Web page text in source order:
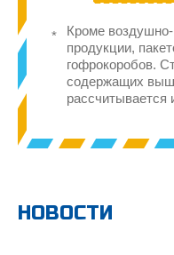
Кроме
продукции,
гофрокоробов.
содержащих
рассчитывается
НОВОСТИ